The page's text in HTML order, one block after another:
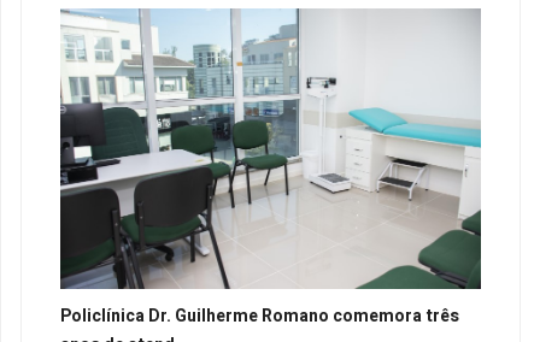
Policlínica Dr. Guilherme Romano comemora três